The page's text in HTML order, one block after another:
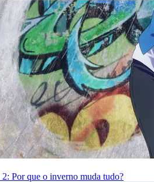
Por que o inverno muda tudo?